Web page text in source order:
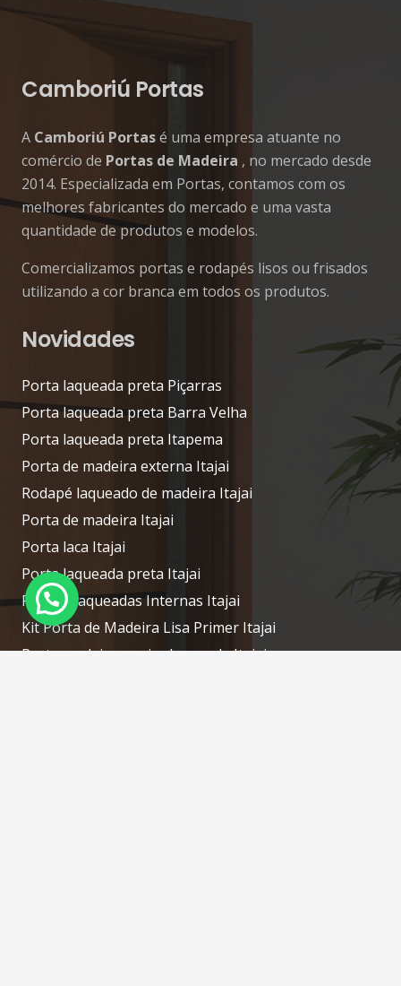
Camboriú Portas
A Camboriú Portasé uma empresa atuante no
comércio de Portas de Madeira , no mercado desde
2014. Especializada em Portas, contamos com os
melhores fabricantes do mercado e uma vasta
quantidade de produtos e modelos.
Comercializamos portas e rodapés lisos ou frisados
utilizando a cor branca em todos os produtos.
Novidades
Porta laqueada preta Piçarras
Porta laqueada preta Barra Velha
Porta laqueada preta Itapema
Porta de madeira externa Itajai
Rodapé laqueado de madeira Itajai
Porta de madeira Itajai
Porta laca Itajai
Porta laqueada preta Itajai
Portas Laqueadas Internas Itajai
Kit Porta de Madeira Lisa Primer Itajai
Porta madeira maciça laqueada Itajai